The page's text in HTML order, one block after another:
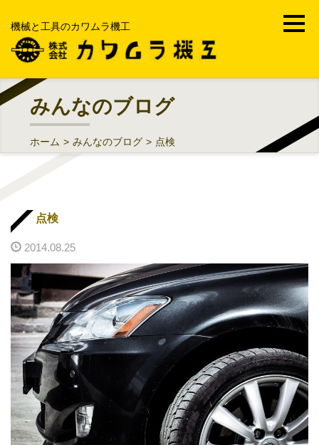
機械と工具のカワムラ機工
ホーム
部品加工受託製造販売
工場メンテナンス・修理工事
中古機械買取販売
セミナー・展示会
新着情報
採用情報
みんなのブログ
ホーム > みんなのブログ > 点検
点検
2014.08.25